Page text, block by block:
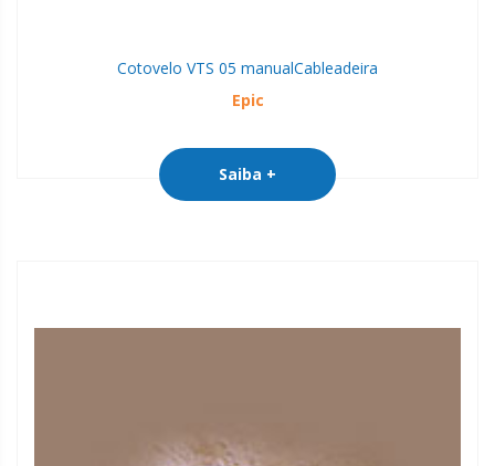
Cotovelo VTS 05 manualCableadeira
Epic
Saiba +